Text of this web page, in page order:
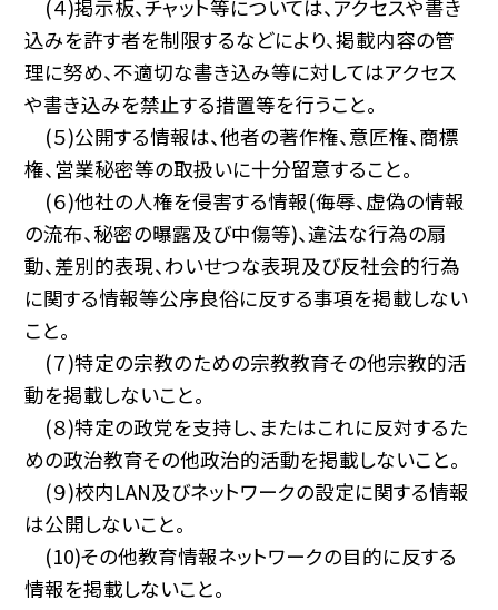
(４)掲示板、チャット等については、アクセスや書き
込みを許す者を制限するなどにより、掲載内容の管
理に努め、不適切な書き込み等に対してはアクセス
や書き込みを禁止する措置等を行うこと。
(５)公開する情報は、他者の著作権、意匠権、商標
権、営業秘密等の取扱いに十分留意すること。
(６)他社の人権を侵害する情報(侮辱、虚偽の情報
の流布、秘密の曝露及び中傷等)、違法な行為の扇
動、差別的表現、わいせつな表現及び反社会的行為
に関する情報等公序良俗に反する事項を掲載しない
こと。
(７)特定の宗教のための宗教教育その他宗教的活
動を掲載しないこと。
(８)特定の政党を支持し、またはこれに反対するた
めの政治教育その他政治的活動を掲載しないこと。
(９)校内LAN及びネットワークの設定に関する情報
は公開しないこと。
(10)その他教育情報ネットワークの目的に反する
情報を掲載しないこと。